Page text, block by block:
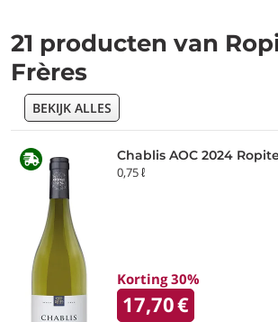
21 producten van
Frères
BEKIJK ALLES
Chablis AOC 2024
0,75 ℓ
Korting 30%
17,70€